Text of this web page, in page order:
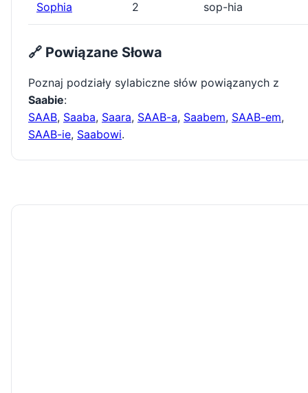
Sophia 2 sop-hia
🔗 Powiązane Słowa
Poznaj podziały sylabiczne słów powiązanych z
Saabie:
SAAB, Saaba, Saara, SAAB-a, Saabem, SAAB-em,
SAAB-ie, Saabowi.